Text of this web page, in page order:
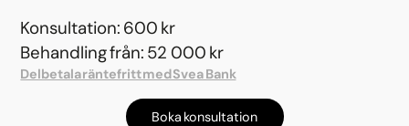
Konsultation: 600 kr
Behandling från: 52 000 kr
Delbetala räntefritt med Svea Bank
Boka konsultation